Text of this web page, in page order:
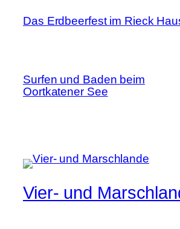
Das Erdbeerfest im Rieck
Surfen und Baden beim
Oortkatener See
Vier- und